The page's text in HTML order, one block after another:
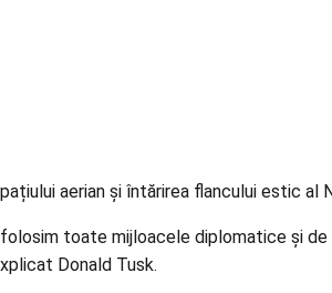
aerian și întărirea flancului estic al
folosim toate mijloacele diplomatice și
Donald Tusk.